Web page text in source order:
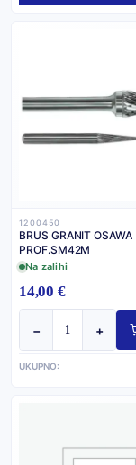
1200450
BRUS GRANIT OSAWA
PROF.SM42M
Na zalihi
14,00 €
− +
UKUPNO: